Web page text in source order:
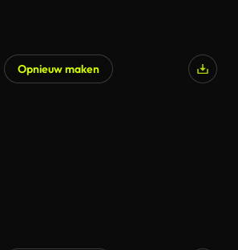
Opnieuw maken